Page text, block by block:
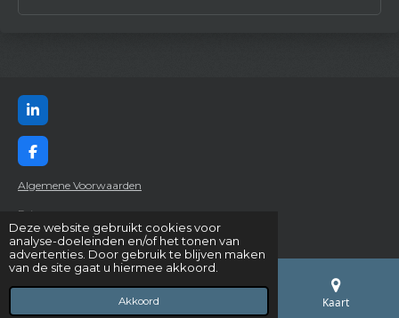
Deze website gebruikt cookies voor
analyse-doeleinden en/of het tonen van
advertenties. Door gebruik te blijven maken
van de site gaat u hiermee akkoord.
Akkoord
L
i
n
k
e
d
I
n
F
a
c
e
b
o
o
k
Algemene Voorwaarden
Privacy
© 2024 Constructie- & Machinebouw Abresch B.V.
Kaart